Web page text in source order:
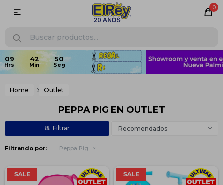
0

Home Outlet
PEPPA PIG EN OUTLET
Recomendados
Filtrando por: Peppa Pig